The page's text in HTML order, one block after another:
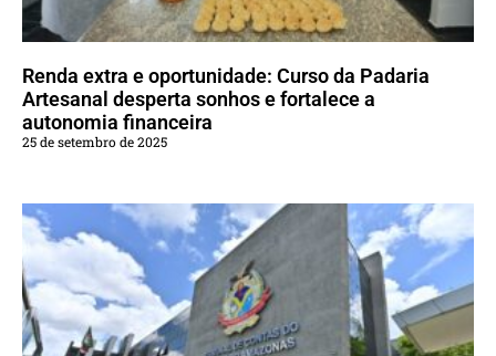
Renda extra e oportunidade: Curso da Padaria
Artesanal desperta sonhos e fortalece a
autonomia financeira
25 de setembro de 2025